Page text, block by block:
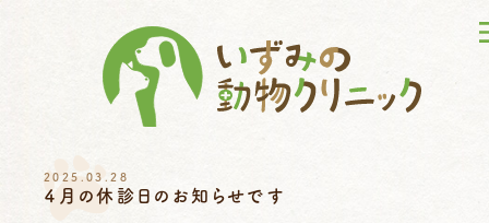
2025.03.28
４月の休診日のお知らせです